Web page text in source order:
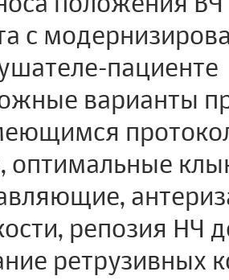
с
пациенте
варианты
оптимальные
репозия НЧ
ретрузивных